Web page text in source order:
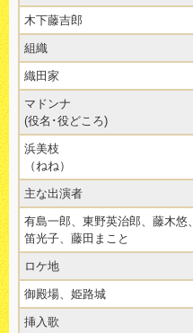
木下藤吉郎
組織
織田家
マドンナ
(役名･役どころ)
浜美枝
（ねね）
主な出演者
有島一郎、東野英治郎、藤木
笛光子、藤田まこと
ロケ地
御殿場、姫路城
挿入歌